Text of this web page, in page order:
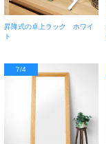
昇降式の卓上ラック ホワイ
ト
7/4